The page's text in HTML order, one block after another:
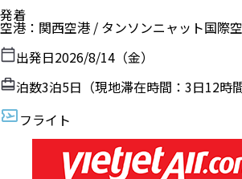
発着
空港 ： 関西空港 / タンソンニャット国際
出発日2026/8/14（金）
泊数3泊5日（現地滞在時間： 3日12時
フライト